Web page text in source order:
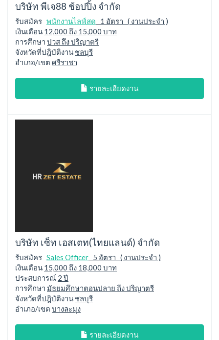
บริษัท พีเจ88 ช้อปปิ้ง จำกัด
รับสมัคร พนักงานไลฟ์สด 1 อัตรา ( งานประจำ )
เงินเดือน 12,000 ถึง 15,000 บาท
การศึกษา ปวส ถึง ปริญาตรี
จังหวัดที่ปฎิบัติงาน ชลบุรี
อำเภอ/เขต ศรีราชา
รายละเอียดงาน
บริษัท เซ็ท เอสเตท(ไทยแลนด์) จำกัด
รับสมัคร Sales Officer 5 อัตรา ( งานประจำ )
เงินเดือน 15,000 ถึง 18,000 บาท
ประสบการณ์ 2 ปี
การศึกษา มัธยมศึกษาตอนปลาย ถึง ปริญาตรี
จังหวัดที่ปฎิบัติงาน ชลบุรี
อำเภอ/เขต บางละมุง
รายละเอียดงาน